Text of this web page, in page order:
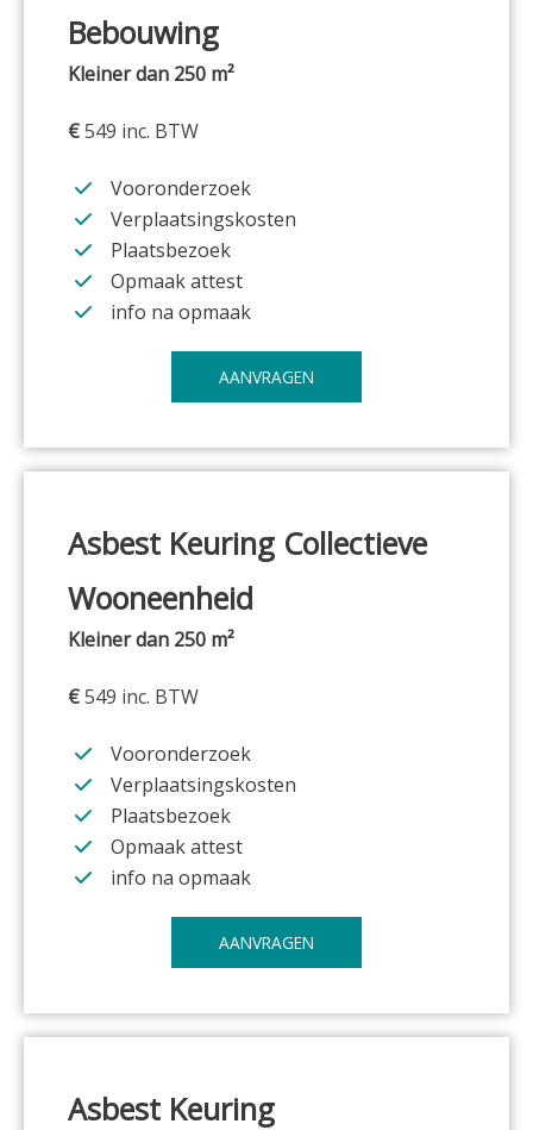
Bebouwing
Kleiner dan 250 m²
€549 inc. BTW
Vooronderzoek
Verplaatsingskosten
Plaatsbezoek
Opmaak attest
info na opmaak
AANVRAGEN
Asbest Keuring Collectieve
Wooneenheid
Kleiner dan 250 m²
€549 inc. BTW
Vooronderzoek
Verplaatsingskosten
Plaatsbezoek
Opmaak attest
info na opmaak
AANVRAGEN
Asbest Keuring